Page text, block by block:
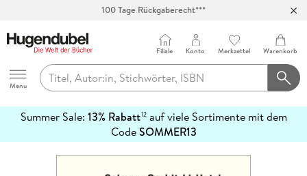
100 Tage Rückgaberecht***
Hugendubel
Menu
Filiale Konto Merkzettel Warenkorb
Summer Sale: 13% Rabatt12auf viele Sortimente mit dem
CodeSOMMER13
erfahren